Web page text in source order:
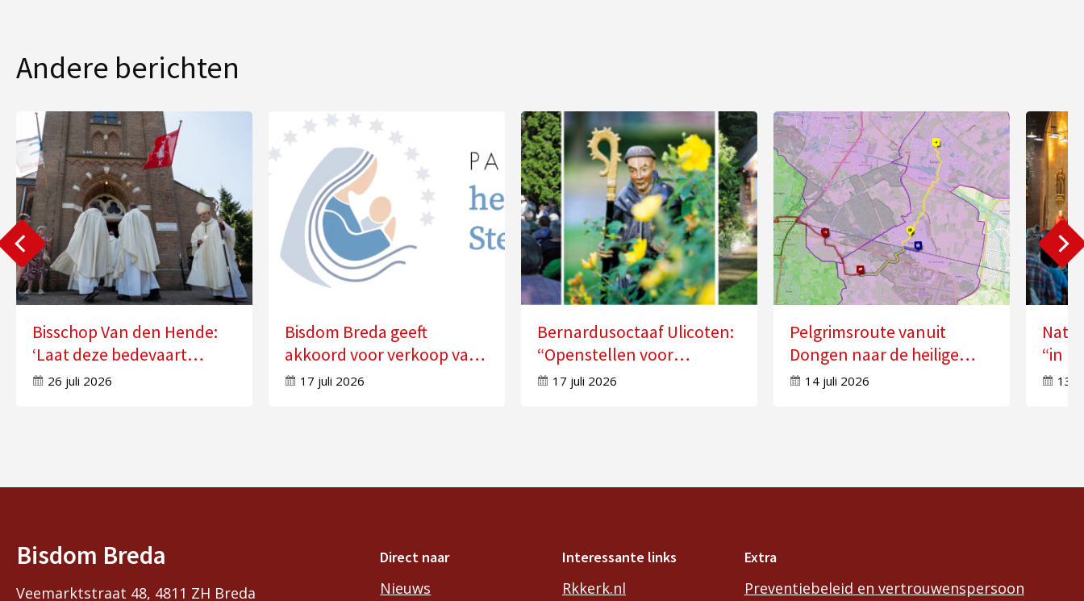
Andere berichten
Bisschop Van den Hende:
‘Laat deze bedevaart
doorwerken in uw leven’
26 juli 2026
Bisdom Breda geeft
akkoord voor verkoop van
zes kerken
17 juli 2026
Bernardusoctaaf Ulicoten:
“Openstellen voor
veranderingen in je leven”
17 juli 2026
Pelgrimsroute vanuit
Dongen naar de heilige
Anna in Molenschot
14 juli 2026
“in
13
Bisdom Breda
Veemarktstraat 48, 4811 ZH Breda
Direct naar
Nieuws
Interessante links
Rkkerk.nl
Extra
Preventiebeleid en vertrouwenspersoon